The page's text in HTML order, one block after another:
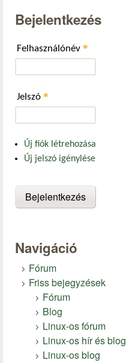
Bejelentkezés
Felhasználónév *
Jelszó *
Új fiók létrehozása
Új jelszó igénylése
Navigáció
Fórum
Friss bejegyzések
Fórum
Blog
Linux-os fórum
Linux-os hír és blog
Linux-os blog